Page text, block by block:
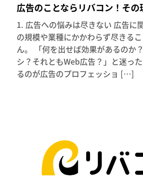
広告のことならリバコン！そ
1. 広告への悩みは尽きない 広告に
の規模や業種にかかわらず尽きる
ん。 「何を出せば効果があるのか
シ？それともWeb広告？」と迷っ
るのが広告のプロフェッショ […]